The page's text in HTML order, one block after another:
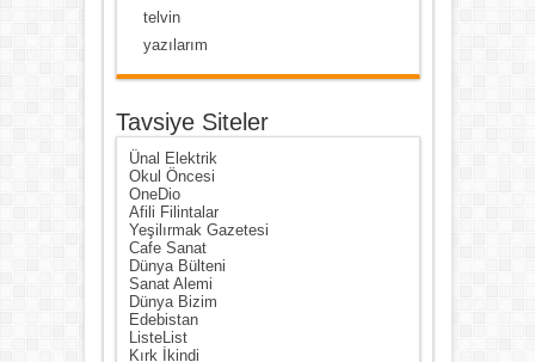
telvin
yazılarım
Tavsiye Siteler
Ünal Elektrik
Okul Öncesi
OneDio
Afili Filintalar
Yeşilırmak Gazetesi
Cafe Sanat
Dünya Bülteni
Sanat Alemi
Dünya Bizim
Edebistan
ListeList
Kırk İkindi